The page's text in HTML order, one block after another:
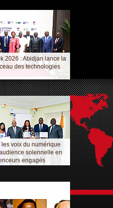
2026 : Abidjan lance la
des technologies
voix du numérique
solennelle en
engagés